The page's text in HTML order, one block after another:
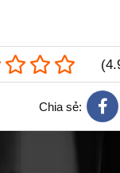
(
Chia sẻ: